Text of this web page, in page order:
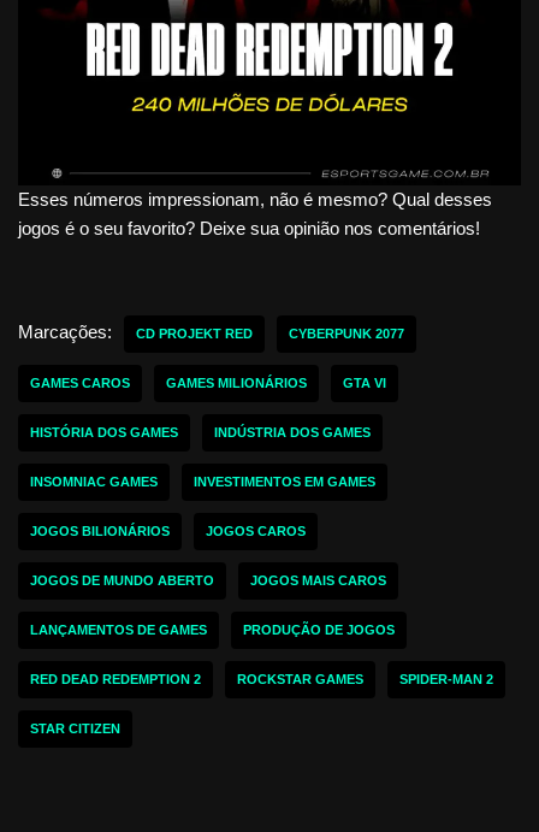
Esses números impressionam, não é mesmo? Qual desses
jogos é o seu favorito? Deixe sua opinião nos comentários!
Marcações: CD PROJEKT RED CYBERPUNK 2077
GAMES CAROS GAMES MILIONÁRIOS GTA VI
HISTÓRIA DOS GAMES INDÚSTRIA DOS GAMES
INSOMNIAC GAMES INVESTIMENTOS EM GAMES
JOGOS BILIONÁRIOS JOGOS CAROS
JOGOS DE MUNDO ABERTO JOGOS MAIS CAROS
LANÇAMENTOS DE GAMES PRODUÇÃO DE JOGOS
RED DEAD REDEMPTION 2 ROCKSTAR GAMES SPIDER-MAN 2
STAR CITIZEN